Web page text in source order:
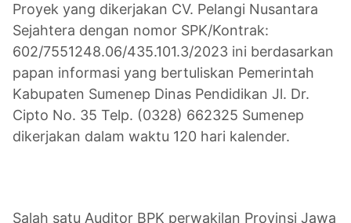
Proyek yang dikerjakan CV. Pelangi Nusantara
Sejahtera dengan nomor SPK/Kontrak:
602/7551248.06/435.101.3/2023 ini berdasarkan
papan informasi yang bertuliskan Pemerintah
Kabupaten Sumenep Dinas Pendidikan Jl. Dr.
Cipto No. 35 Telp. (0328) 662325 Sumenep
dikerjakan dalam waktu 120 hari kalender.
Salah satu Auditor BPK perwakilan Provinsi Jawa